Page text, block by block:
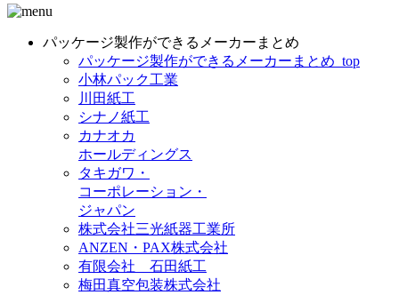
パッケージ製作ができるメーカーまとめ
パッケージ製作ができるメーカーまとめ_top
小林パック工業
川田紙工
シナノ紙工
カナオカ
ホールディングス
タキガワ・
コーポレーション・
ジャパン
株式会社三光紙器工業所
ANZEN・PAX株式会社
有限会社 石田紙工
梅田真空包装株式会社